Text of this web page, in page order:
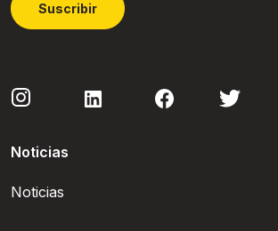
Suscribir
Noticias
Noticias